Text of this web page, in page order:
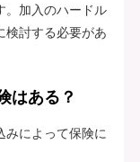
。加入のハードル
検討する必要があ
はある？
みによって保険に